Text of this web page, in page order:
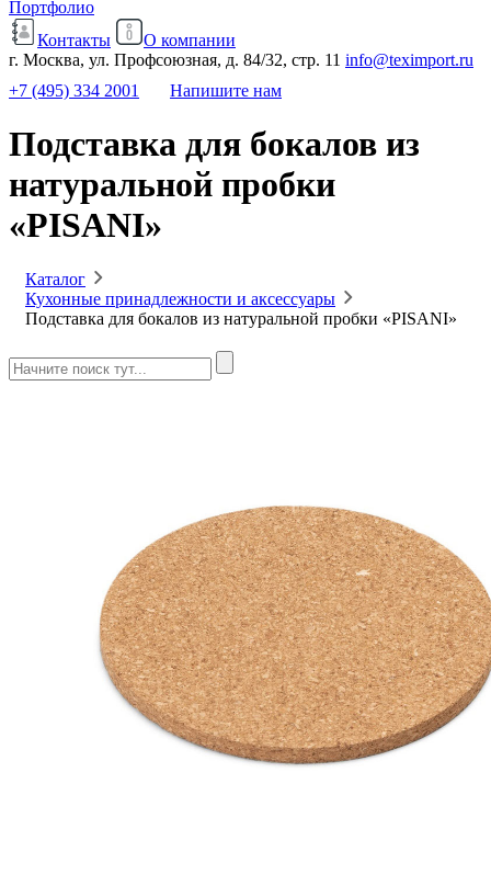
Портфолио
Контакты
О компании
г. Москва, ул. Профсоюзная, д. 84/32, стр. 11 info@teximport.ru
+7 (495) 334 2001
Напишите нам
Подставка для бокалов из
натуральной пробки
«PISANI»
Каталог
Кухонные принадлежности и аксессуары
Подставка для бокалов из натуральной пробки «PISANI»